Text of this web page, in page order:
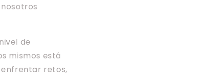
de
mismos está
retos,